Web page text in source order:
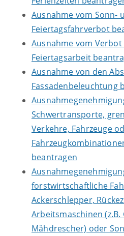
Ausnahme vom Sonn-
Feiertagsfahrverbot
Ausnahme vom
Feiertagsarbeit
Ausnahme von den
Fassadenbeleuchtung
Schwertransporte,
Verkehre, Fahrzeuge
beantragen
forstwirtschaftliche
Ackerschlepper,
Arbeitsmaschinen (z.B.
Mähdrescher) oder